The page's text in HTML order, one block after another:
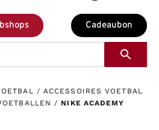
Cadeaubon
/ ACCESSOIRES VOETBAL
/NIKE ACADEMY